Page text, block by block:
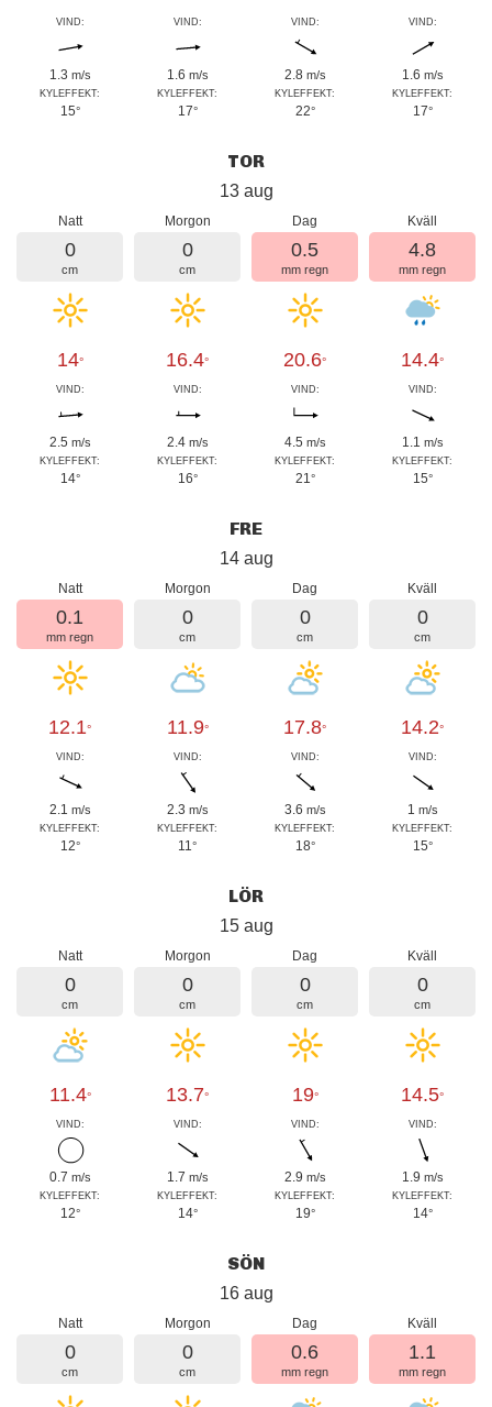
VIND:
1.3 m/s
KYLEFFEKT:
15°
VIND:
1.6 m/s
KYLEFFEKT:
17°
VIND:
2.8 m/s
KYLEFFEKT:
22°
VIND:
1.6 m/s
KYLEFFEKT:
17°
TOR
13 aug
Natt
0
cm
14°
VIND:
2.5 m/s
KYLEFFEKT:
14°
Morgon
0
cm
16.4°
VIND:
2.4 m/s
KYLEFFEKT:
16°
Dag
0.5
mm regn
20.6°
VIND:
4.5 m/s
KYLEFFEKT:
21°
Kväll
4.8
mm regn
14.4°
VIND:
1.1 m/s
KYLEFFEKT:
15°
FRE
14 aug
Natt
0.1
mm regn
12.1°
VIND:
2.1 m/s
KYLEFFEKT:
12°
Morgon
0
cm
11.9°
VIND:
2.3 m/s
KYLEFFEKT:
11°
Dag
0
cm
17.8°
VIND:
3.6 m/s
KYLEFFEKT:
18°
Kväll
0
cm
14.2°
VIND:
1 m/s
KYLEFFEKT:
15°
LÖR
15 aug
Natt
0
cm
11.4°
VIND:
0.7 m/s
KYLEFFEKT:
12°
Morgon
0
cm
13.7°
VIND:
1.7 m/s
KYLEFFEKT:
14°
Dag
0
cm
19°
VIND:
2.9 m/s
KYLEFFEKT:
19°
Kväll
0
cm
14.5°
VIND:
1.9 m/s
KYLEFFEKT:
14°
SÖN
16 aug
Natt
0
cm
Morgon
0
cm
Dag
0.6
mm regn
Kväll
1.1
mm regn